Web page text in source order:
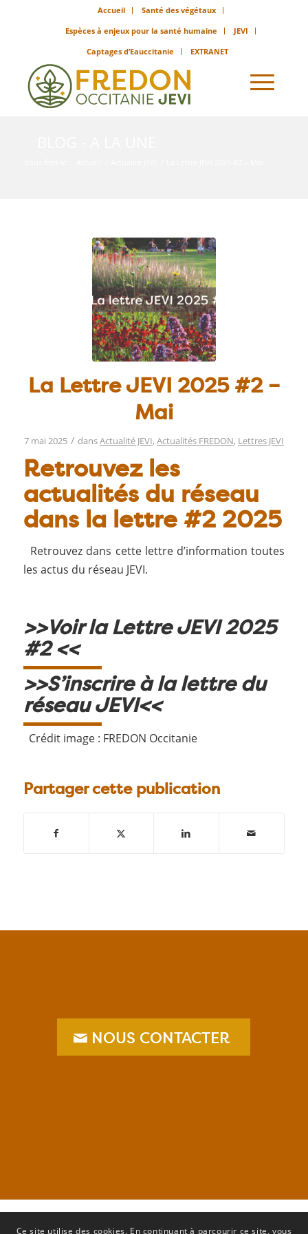
Accueil
Santé des végétaux
Espèces à enjeux pour la santé humaine
JEVI
Captages d’Eauccitanie
EXTRANET
La Lettre JEVI 2025 #2 –
Mai
7 mai 2025 / dansActualité JEVI, Actualités FREDON, Lettres JEVI
Retrouvez les
actualités du réseau
dans la lettre #2 2025
Retrouvez dans cette lettre d’information toutes
les actus du réseau JEVI.
>>Voir la Lettre JEVI 2025
#2 <<
>>S’inscrire à la lettre du
réseau JEVI<<
Crédit image : FREDON Occitanie
Partager cette publication
NOUS CONTACTER
Ce site utilise des cookies. En continuant à parcourir ce site, vous